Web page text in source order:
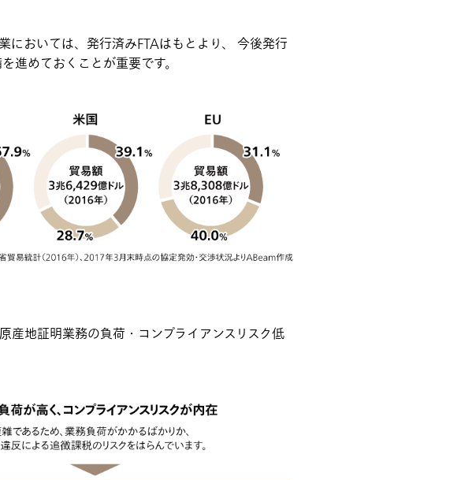
においては、発行済みFTAはもとより、 今後発行
進めておくことが重要です。
産地証明業務の負荷・コンプライアンスリスク低